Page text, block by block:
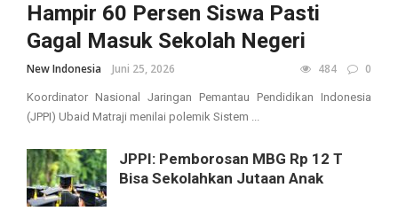
Hampir 60 Persen Siswa Pasti
Gagal Masuk Sekolah Negeri
New Indonesia Juni 25, 2026 484 0
Koordinator Nasional Jaringan Pemantau Pendidikan Indonesia
(JPPI) Ubaid Matraji menilai polemik Sistem ...
JPPI: Pemborosan MBG Rp 12 T
Bisa Sekolahkan Jutaan Anak